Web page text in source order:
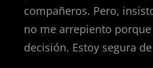
compañeros. Pero,
no me arrepiento
decisión. Estoy segura